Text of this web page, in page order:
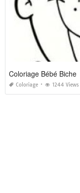
Coloriage Bébé Biche
Coloriage 1244 Views